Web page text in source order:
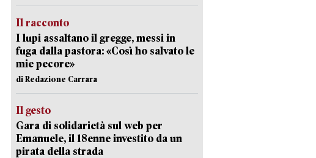
Il racconto
I lupi assaltano il gregge, messi in
fuga dalla pastora: «Così ho salvato le
mie pecore»
di Redazione Carrara
Il gesto
Gara di solidarietà sul web per
Emanuele, il 18enne investito da un
pirata della strada